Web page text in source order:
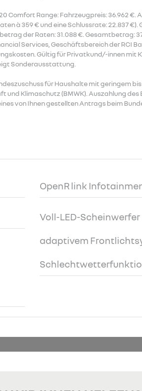
Comfort Range: Fahrzeugpreis: 36.962 €.
à 359 € und eine Schlussrate: 22.837
der Raten: 31.088 €. Gesamtbetrag:
Services, Geschäftsbereich der RCI
Gültig für Privatkund/-innen mit
Sonderausstattung.
für Haushalte mit geringem
Klimaschutz (BMWK). Auszahlung des
von Ihnen gestellten Antrags beim
OpenR link
Voll-LED-Scheinwerfer
adaptivem